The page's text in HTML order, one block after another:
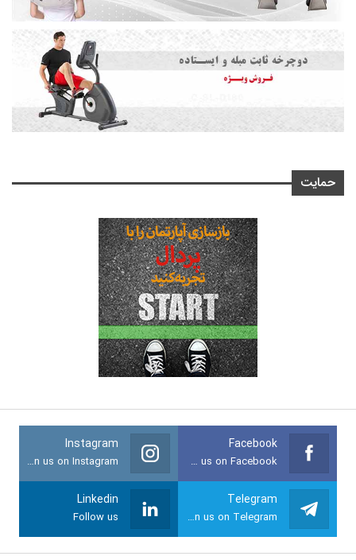
حمایت
Facebook
Join us on Facebook
Instagram
Join us on Instagram
Telegram
Join us on Telegram
Linkedin
Follow us